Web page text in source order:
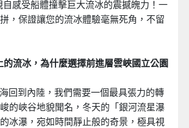
自感受船體撞擊巨大流冰的震撼魄力！一
，保證讓您的流冰體驗毫無死角，不留
流冰，為什麼選擇前進層雲峽國立公園
回到內陸，我們需要一個最具張力的轉
的峽谷地貌聞名，冬天的「銀河流星瀑
冰瀑，宛如時間靜止般的奇景，極具視